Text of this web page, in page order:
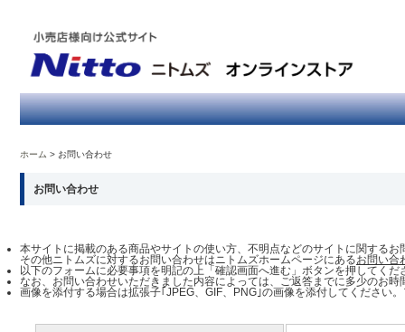
ホーム お問い合わせ
お問い合わせ
本サイトに掲載のある商品やサイトの使い方、不明点などのサイトに関する
その他ニトムズに対するお問い合わせはニトムズホームページにあるお問い合
以下のフォームに必要事項を明記の上「確認画面へ進む」ボタンを押してくだ
なお、お問い合わせいただきました内容によっては、ご返答までに多少のお
画像を添付する場合は拡張子｢JPEG、GIF、PNG｣の画像を添付してください